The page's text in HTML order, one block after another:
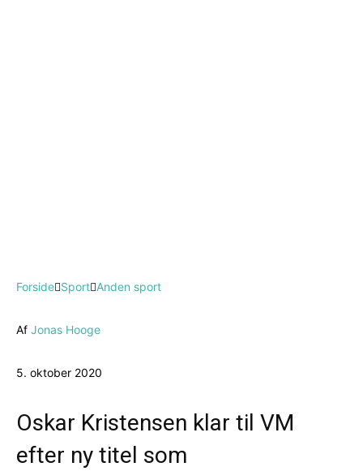
Forside Sport Anden sport
Af Jonas Hooge
5. oktober 2020
Oskar Kristensen klar til VM
efter ny titel som